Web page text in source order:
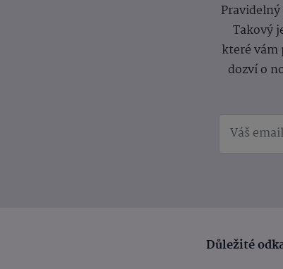
Takový
které vám
dozví o
Důležité